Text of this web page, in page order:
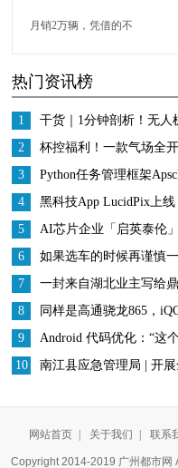
月销2万辆，凭借的不
竟还有哪方面优势？
热门资讯榜
1
干货｜1分钟剖析！无人
操学什么
2
杯控福利！一款气场全
3
Python任务管理框架
次解决
4
黑科技App LucidPix上
能拍摄3D照片
5
AI芯片企业「启英泰伦
千万元投资
6
如果选车的时候再谨慎
会错过新自由光2.0T
7
一封来自湖北业主写给
8
同样是高通骁龙865，
机有什么值得我们期待的
9
Android 代码优化：“这
怎么实现我不管”
10
南江县应急管理局 | 开
网站首页 | 关于我们 | 联系
Copyright 2014-2019 广州都市网